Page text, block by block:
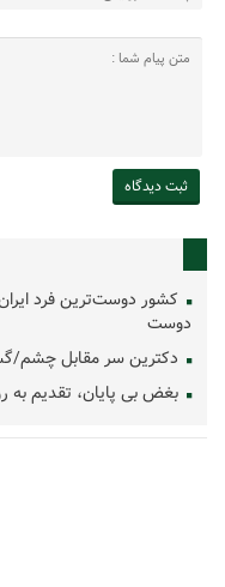
کشور دوست‌ترین فرد
دوست
دکترین سر مقابل چشم/
بغض بی پایان، تقدیم